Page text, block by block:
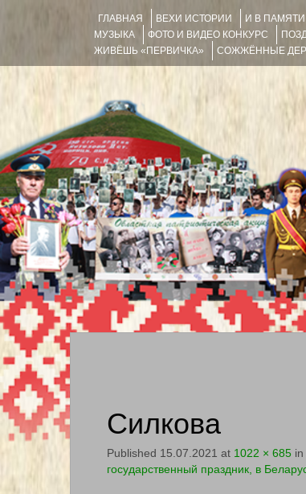
ГЛАВНАЯ ВЕХИ ИСТОРИИ И В
МУЗЫКА
ФОТО И ВИДЕО КОНКУРС
ЖИВЁШЬ «ПЕРВИЧКА»
СОЖЖЁННЫЕ
Силкова
Published 15.07.2021 at 1022 × 685 in
государственный праздник, в